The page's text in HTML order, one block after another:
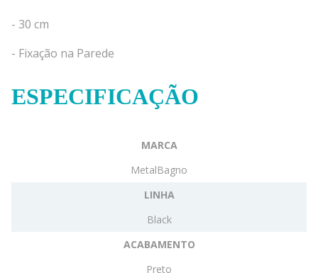
- 30 cm
- Fixação na Parede
ESPECIFICAÇÃO
MARCA
MetalBagno
LINHA
Black
ACABAMENTO
Preto